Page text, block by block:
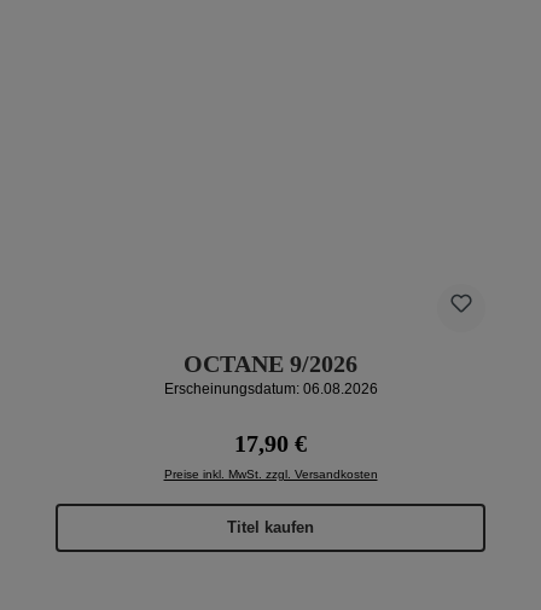
OCTANE 9/2026
Erscheinungsdatum: 06.08.2026
Regulärer Preis:
17,90 €
Preise inkl. MwSt. zzgl. Versandkosten
Titel kaufen